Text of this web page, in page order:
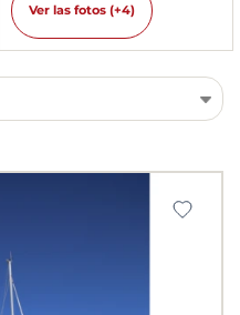
Ver las fotos (+4)